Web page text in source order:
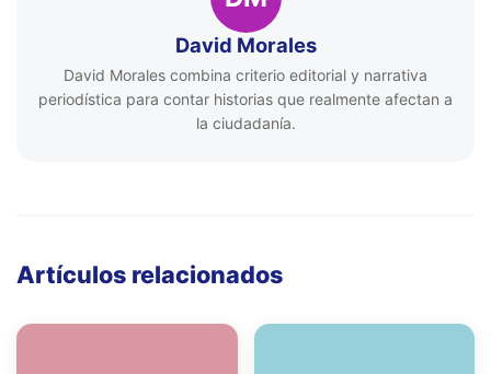
David Morales
David Morales combina criterio editorial y narrativa
periodística para contar historias que realmente afectan a
la ciudadanía.
Artículos relacionados